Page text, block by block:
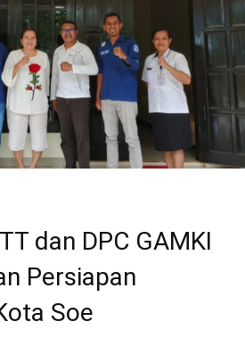
dan DPC GAMKI
Persiapan
Soe